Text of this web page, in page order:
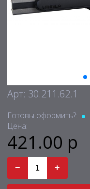
Арт: 30.211.62.1
Готовы оформить?:
Цена:
421.00 р
− +